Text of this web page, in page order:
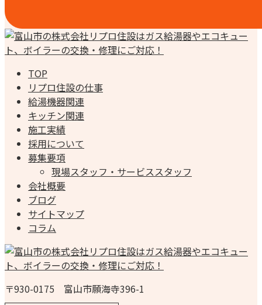
TOP
リプロ住設の仕事
給湯機器関連
キッチン関連
施工実績
採用について
募集要項
現場スタッフ・サービススタッフ
会社概要
ブログ
サイトマップ
コラム
〒930-0175 富山市願海寺396-1